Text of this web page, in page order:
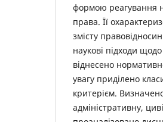
формою реагування
права. Її
змісту
наукові підходи
віднесено
увагу приділено
критерієм.
адміністративну,